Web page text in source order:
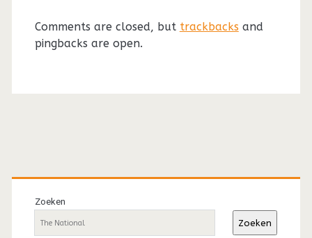
Comments are closed, but trackbacks and
pingbacks are open.
Primaire
sidebar
Zoeken
Zoeken